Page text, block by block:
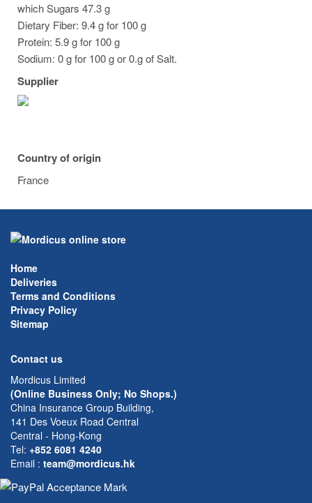
which Sugars 47.3 g
Dietary Fiber: 9.4 g for 100 g
Protein: 5.9 g for 100 g
Sodium: 0 g for 100 g or 0.g of Salt.
Supplier
Country of origin
France
Home
Deliveries
Terms and Conditions
Privacy Policy
Sitemap
Contact us
Mordicus Limited
(Online Business Only; No Shops.)
China Insurance Group Building,
141 Des Voeux Road Central
Central - Hong-Kong
Tel: +852 6081 4240
Email : team@mordicus.hk